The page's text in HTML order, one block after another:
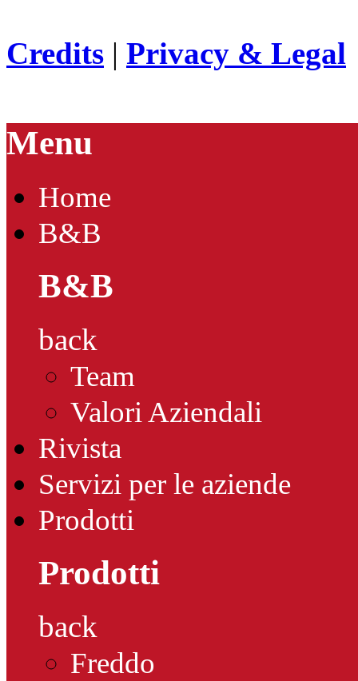
Credits | Privacy & Legal
Menu
Home
B&B
B&B
back
Team
Valori Aziendali
Rivista
Servizi per le aziende
Prodotti
Prodotti
back
Freddo